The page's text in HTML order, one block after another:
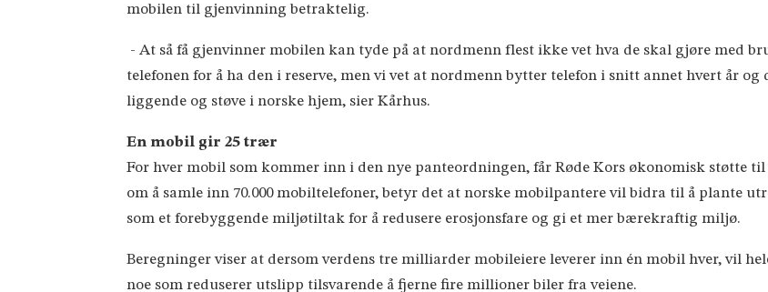
mobilen til gjenvinning betraktelig.
- At så få gjenvinner mobilen kan tyde på at nordmenn flest ikke vet hva de skal gjøre med
telefonen for å ha den i reserve, men vi vet at nordmenn bytter telefon i snitt annet hvert år
liggende og støve i norske hjem, sier Kårhus.
En mobil gir 25 trær
For hver mobil som kommer inn i den nye panteordningen, får Røde Kors økonomisk støtte
om å samle inn 70.000 mobiltelefoner, betyr det at norske mobilpantere vil bidra til å plante
som et forebyggende miljøtiltak for å redusere erosjonsfare og gi et mer bærekraftig miljø.
Beregninger viser at dersom verdens tre milliarder mobileiere leverer inn én mobil hver, vil
noe som reduserer utslipp tilsvarende å fjerne fire millioner biler fra veiene.